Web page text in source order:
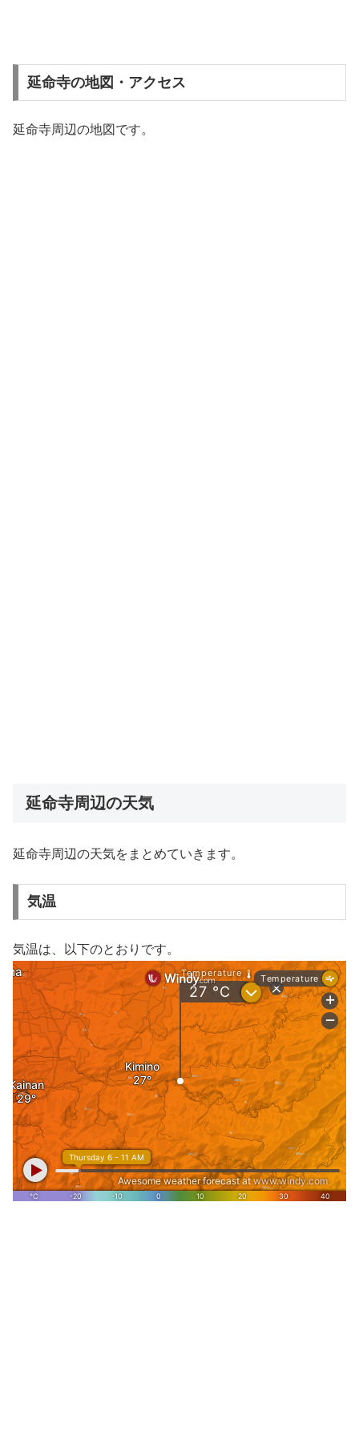
延命寺の地図・アクセス
延命寺周辺の地図です。
延命寺周辺の天気
延命寺周辺の天気をまとめていきます。
気温
気温は、以下のとおりです。